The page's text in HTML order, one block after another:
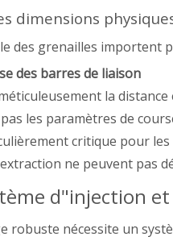
dimensions
des grenailles importent
des barres de liaison
la
les paramètres de
critique pour
ne peuvent pas
d"injection
robuste nécessite un